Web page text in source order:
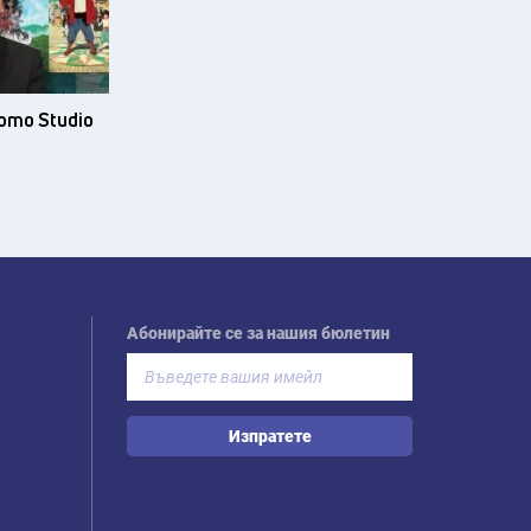
Studio
Абонирайте се за нашия бюлетин
Изпратете